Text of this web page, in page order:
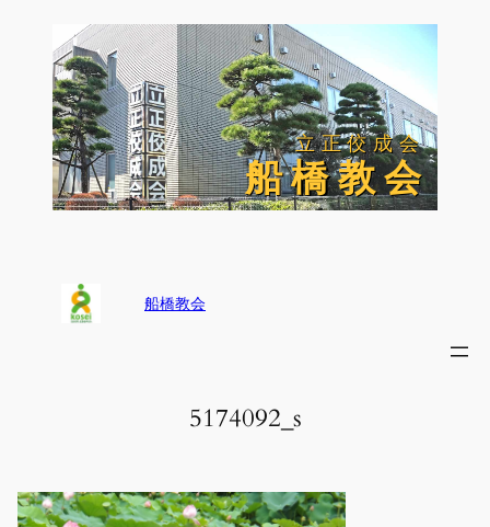
立正佼成会
立正佼成会
船 橋 教 会
船 橋 教 会
船橋教会
5174092_s